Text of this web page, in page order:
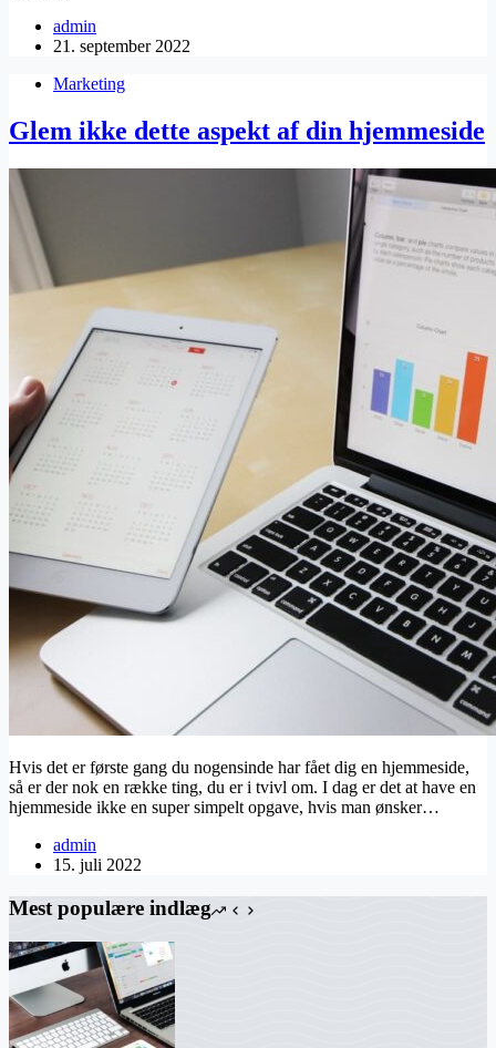
admin
21. september 2022
Marketing
Glem ikke dette aspekt af din hjemmeside
Hvis det er første gang du nogensinde har fået dig en hjemmeside,
så er der nok en række ting, du er i tvivl om. I dag er det at have en
hjemmeside ikke en super simpelt opgave, hvis man ønsker…
admin
15. juli 2022
Mest populære indlæg